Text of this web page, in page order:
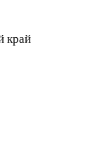
край